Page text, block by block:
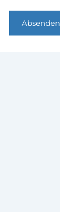
Absenden